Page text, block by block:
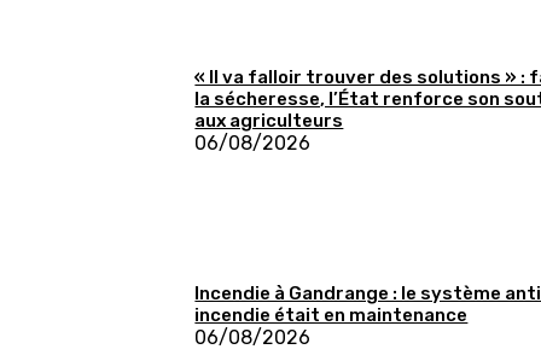
« Il va falloir trouver des solutions » :
la sécheresse, l’État renforce son
aux agriculteurs
06/08/2026
Incendie à Gandrange : le système
incendie était en maintenance
06/08/2026